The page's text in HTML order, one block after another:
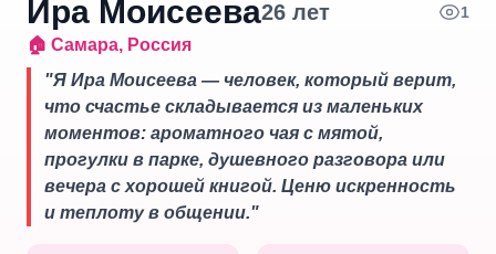
Ира Моисеева26 лет 1
🏠 Самара, Россия
"Я Ира Моисеева — человек, который верит,
что счастье складывается из маленьких
моментов: ароматного чая с мятой,
прогулки в парке, душевного разговора или
вечера с хорошей книгой. Ценю искренность
и теплоту в общении."